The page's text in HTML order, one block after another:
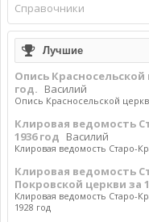
Справочники
Лучшие
Опись Красносельской
год. Василий
Опись Красносельской
Клировая ведомость
1936 год Василий
Клировая ведомость Старо-
Клировая ведомость
Покровской церкви за
Клировая ведомость Старо-
1928 год